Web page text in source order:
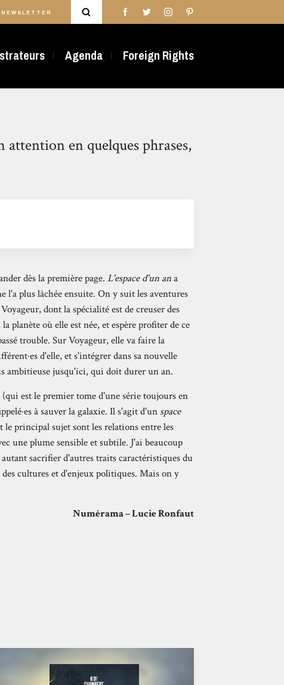
NEWSLETTER
Agenda Foreign Rights
attention en quelques phrases,
dès la première page. L'espace d'un ana
l'a plus lâchée ensuite. On y suit les aventures
dont la spécialité est de creuser des
planète où elle est née, et espère profiter de ce
trouble. Sur Voyageur, elle va faire la
d'elle, et s'intégrer dans sa nouvelle
ambitieuse jusqu'ici, qui doit durer un an.
(qui est le premier tome d'une série toujours en
à sauver la galaxie. Il s'agit d'un space
principal sujet sont les relations entre les
une plume sensible et subtile. J'ai beaucoup
sacrifier d'autres traits caractéristiques du
cultures et d'enjeux politiques. Mais on y
Numérama – Lucie Ronfaut